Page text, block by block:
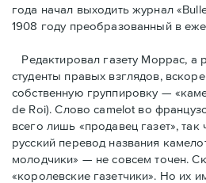
года начал выходить журнал
1908 году преобразованный в
Редактировал газету Моррас, а
студенты правых взглядов,
собственную группировку —
de Roi). Слово camelot во
всего лишь «продавец газет»,
русский перевод названия
молодчики» — не совсем точен.
«королевские газетчики». Но их